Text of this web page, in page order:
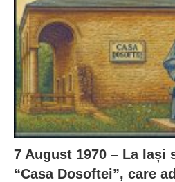
7 August 1970 – La Iași
“Casa Dosoftei”, care